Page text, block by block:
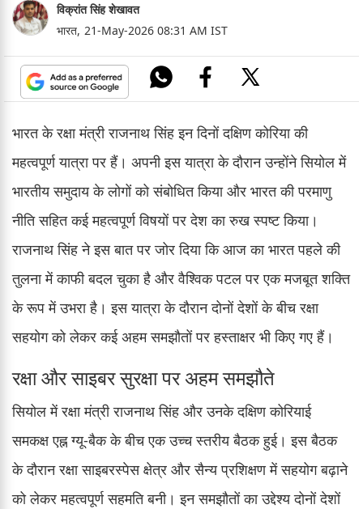
विक्रांत सिंह शेखावत
भारत, 21-May-2026 08:31 AM IST
भारत के रक्षा मंत्री राजनाथ सिंह इन दिनों दक्षिण कोरिया की
महत्वपूर्ण यात्रा पर हैं। अपनी इस यात्रा के दौरान उन्होंने सियोल में
भारतीय समुदाय के लोगों को संबोधित किया और भारत की परमाणु
नीति सहित कई महत्वपूर्ण विषयों पर देश का रुख स्पष्ट किया।
राजनाथ सिंह ने इस बात पर जोर दिया कि आज का भारत पहले की
तुलना में काफी बदल चुका है और वैश्विक पटल पर एक मजबूत शक्ति
के रूप में उभरा है। इस यात्रा के दौरान दोनों देशों के बीच रक्षा
सहयोग को लेकर कई अहम समझौतों पर हस्ताक्षर भी किए गए हैं।
रक्षा और साइबर सुरक्षा पर अहम समझौते
सियोल में रक्षा मंत्री राजनाथ सिंह और उनके दक्षिण कोरियाई
समकक्ष एह्न ग्यू-बैक के बीच एक उच्च स्तरीय बैठक हुई। इस बैठक
के दौरान रक्षा साइबरस्पेस क्षेत्र और सैन्य प्रशिक्षण में सहयोग बढ़ाने
को लेकर महत्वपूर्ण सहमति बनी। इन समझौतों का उद्देश्य दोनों देशों